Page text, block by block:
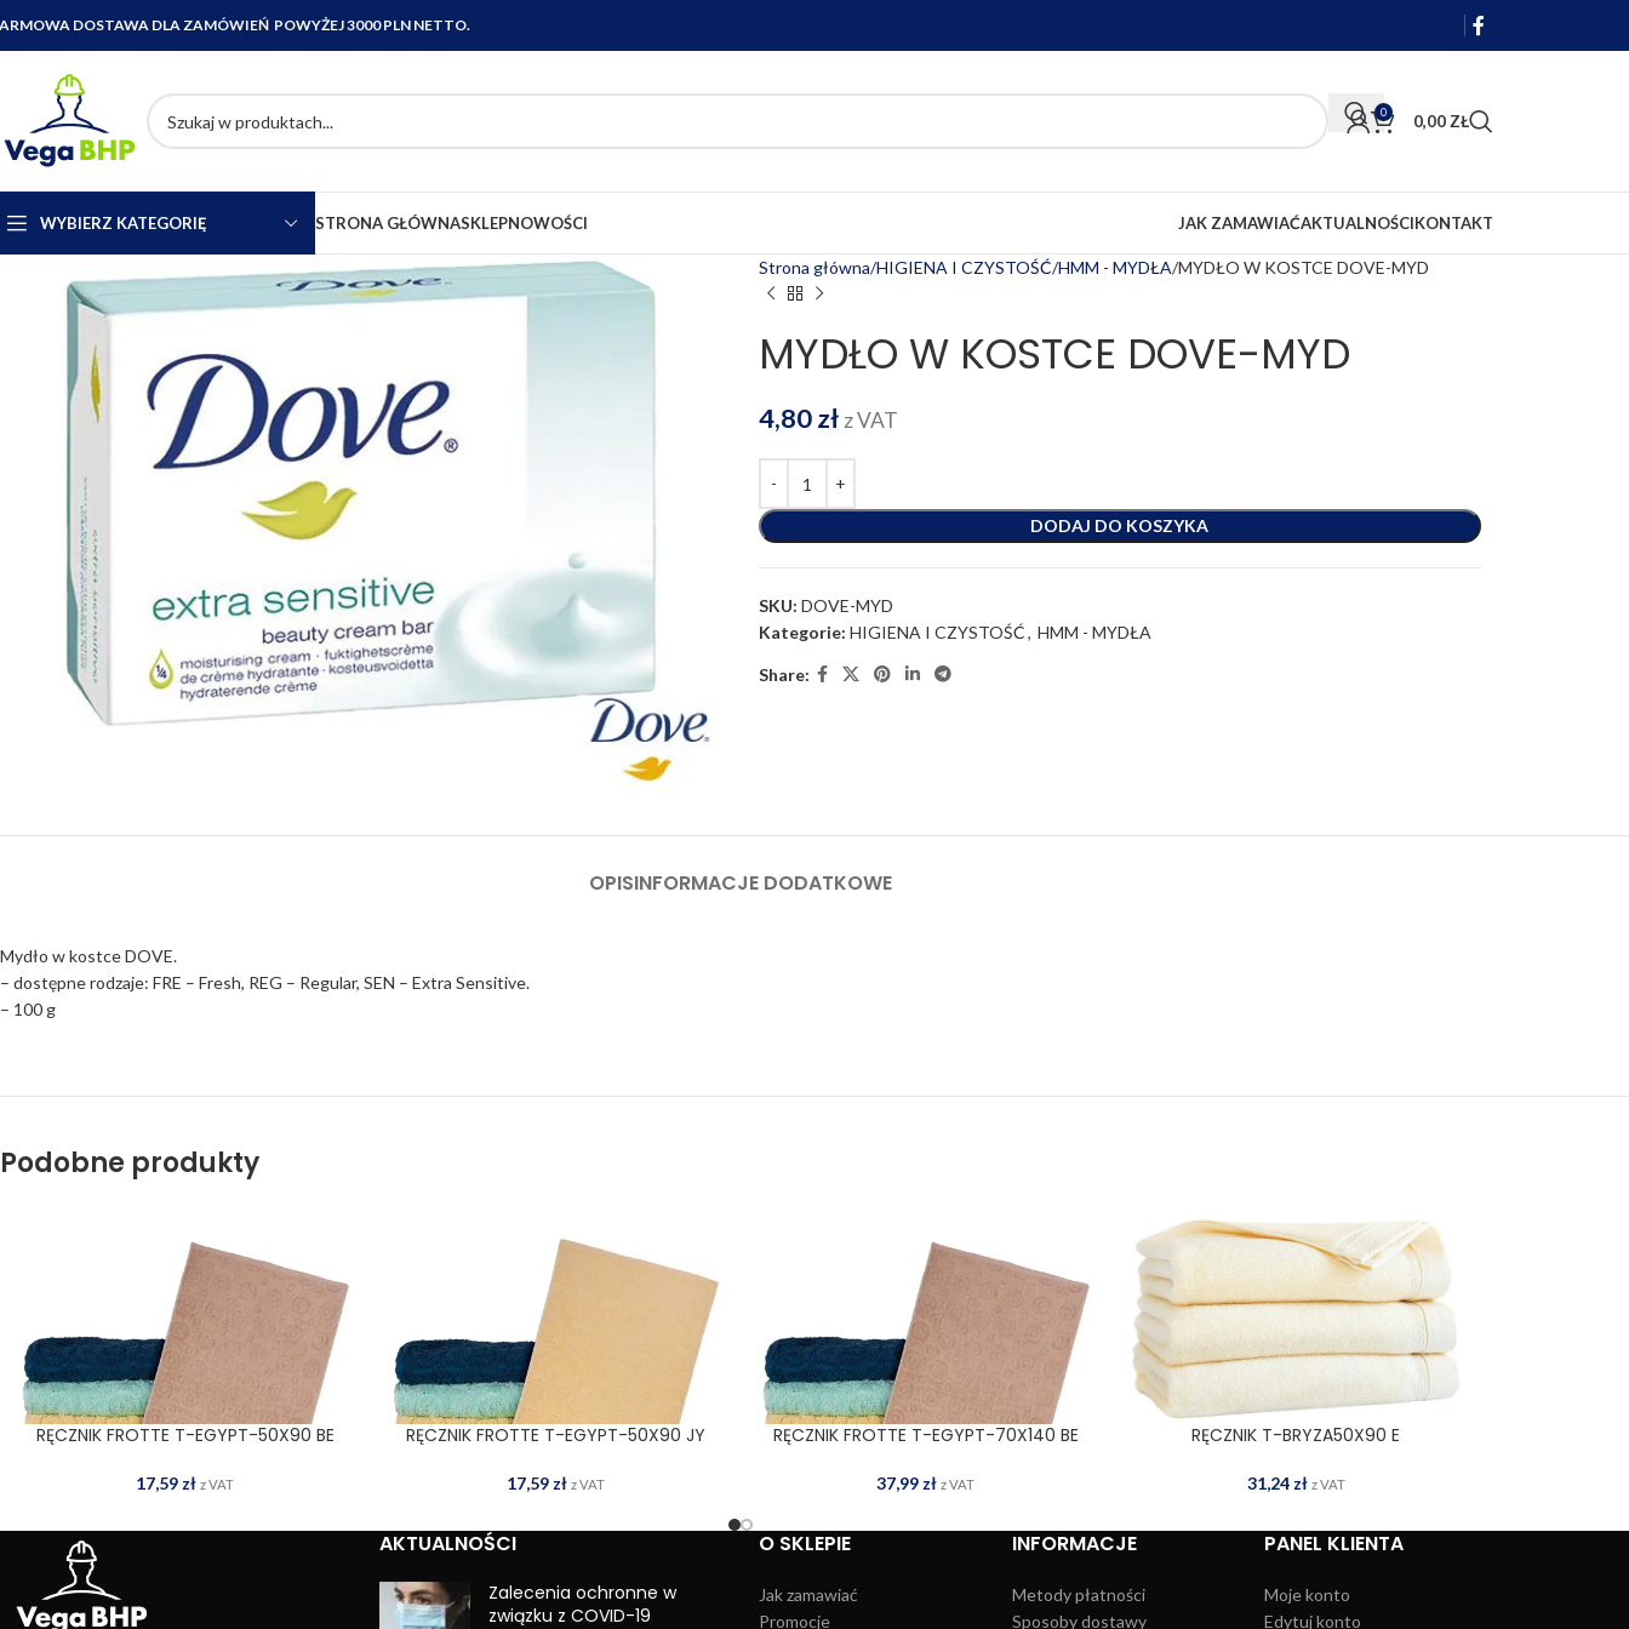
DOSTAWA DLA ZAMÓWIEŃ POWYŻEJ 3000 PLN NETTO.
0 0,00 ZŁ
WYBIERZ KATEGORIĘ STRONA GŁÓWNASKLEPNOWOŚCI JAK ZAMAWIAĆAKTUALNOŚCIKONTAKT
Strona główna HIGIENA I CZYSTOŚĆ HMM - MYDŁA MYDŁO W KOSTCE DOVE-MYD
MYDŁO W KOSTCE DOVE-MYD
4,80zł z VAT
DODAJ DO KOSZYKA
SKU: DOVE-MYD
Kategorie: HIGIENA I CZYSTOŚĆ, HMM - MYDŁA
Share:
OPISINFORMACJE DODATKOWE
Mydło w kostce DOVE.
– dostępne rodzaje: FRE – Fresh, REG – Regular, SEN – Extra Sensitive.
– 100 g
Podobne produkty
DODAJ DO KOSZYKA
RĘCZNIK FROTTE T-EGYPT-50X90 BE
17,59 zł z VAT
DODAJ DO KOSZYKA
RĘCZNIK FROTTE T-EGYPT-50X90 JY
17,59 zł z VAT
DODAJ DO KOSZYKA
RĘCZNIK FROTTE T-EGYPT-70X140 BE
37,99 zł z VAT
DODAJ DO KOSZYKA
RĘCZNIK T-BRYZA50X90 E
31,24 zł z VAT
AKTUALNOŚCI
Zalecenia ochronne w
związku z COVID-19
O SKLEPIE
Jak zamawiać
Promocje
INFORMACJE
Metody płatności
Sposoby dostawy
PANEL KLIENTA
Moje konto
Edytuj konto